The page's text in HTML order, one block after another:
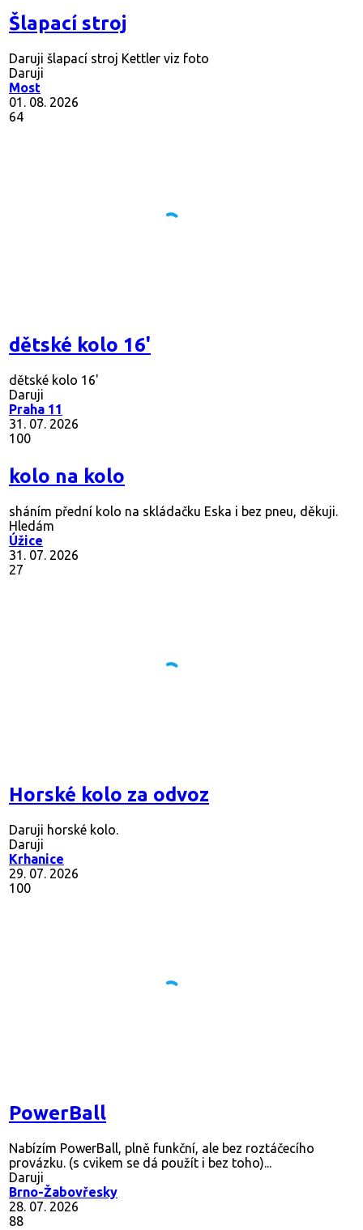
Šlapací stroj
Daruji šlapací stroj Kettler viz foto
Daruji
Most
01. 08. 2026
64
dětské kolo 16'
dětské kolo 16'
Daruji
Praha 11
31. 07. 2026
100
kolo na kolo
sháním přední kolo na skládačku Eska i bez pneu, děkuji.
Hledám
Úžice
31. 07. 2026
27
Horské kolo za odvoz
Daruji horské kolo.
Daruji
Krhanice
29. 07. 2026
100
PowerBall
Nabízím PowerBall, plně funkční, ale bez roztáčecího
provázku. (s cvikem se dá použít i bez toho)...
Daruji
Brno-Žabovřesky
28. 07. 2026
88